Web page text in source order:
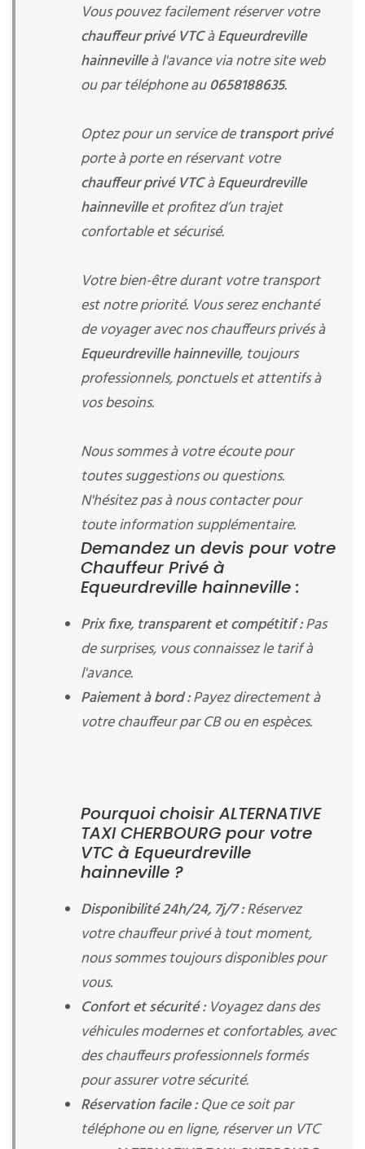
Vous pouvez facilement réserver votre
chauffeur privé VTCàEqueurdreville
hainnevilleà l'avance via notre site web
ou par téléphone au0658188635.
Optez pour un service detransport privé
porte à porte en réservant votre
chauffeur privé VTCàEqueurdreville
hainnevilleet profitez d’un trajet
confortable et sécurisé.
Votre bien-être durant votre transport
est notre priorité. Vous serez enchanté
de voyager avec nos chauffeurs privés à
Equeurdreville hainneville, toujours
professionnels, ponctuels et attentifs à
vos besoins.
Nous sommes à votre écoute pour
toutes suggestions ou questions.
N'hésitez pas à nous contacter pour
toute information supplémentaire.
Demandez un devis pour votre
Chauffeur Privé à
Equeurdreville hainneville :
Prix fixe, transparent et compétitif :Pas
de surprises, vous connaissez le tarif à
l'avance.
Paiement à bord :Payez directement à
votre chauffeur par CB ou en espèces.
Pourquoi choisir ALTERNATIVE
TAXI CHERBOURG pour votre
VTC à Equeurdreville
hainneville ?
Disponibilité 24h/24, 7j/7 :Réservez
votre chauffeur privé à tout moment,
nous sommes toujours disponibles pour
vous.
Confort et sécurité :Voyagez dans des
véhicules modernes et confortables, avec
des chauffeurs professionnels formés
pour assurer votre sécurité.
Réservation facile :Que ce soit par
téléphone ou en ligne, réserver un VTC